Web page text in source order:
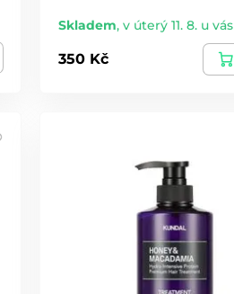
Skladem,v úterý 11. 8. u vás
350 Kč